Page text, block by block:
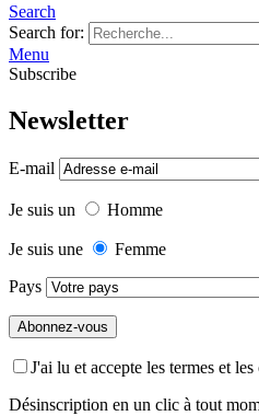
Search
Search for:
Menu
Subscribe
Newsletter
E-mail
Je suis un Homme
Je suis une
Femme
Pays
J'ai lu et accepte les termes et
Désinscription en un clic à tout